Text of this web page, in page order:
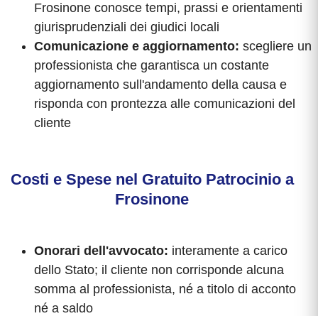
Frosinone conosce tempi, prassi e orientamenti
giurisprudenziali dei giudici locali
Comunicazione e aggiornamento: scegliere un
professionista che garantisca un costante
aggiornamento sull'andamento della causa e
risponda con prontezza alle comunicazioni del
cliente
Costi e Spese nel Gratuito Patrocinio a
Frosinone
Onorari dell'avvocato: interamente a carico
dello Stato; il cliente non corrisponde alcuna
somma al professionista, né a titolo di acconto
né a saldo